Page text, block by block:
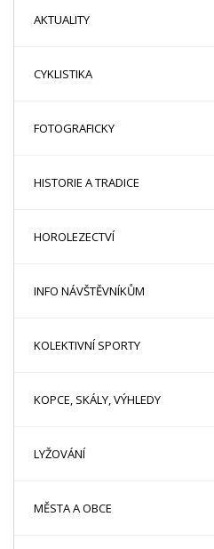
AKTUALITY
CYKLISTIKA
FOTOGRAFICKY
HISTORIE A TRADICE
HOROLEZECTVÍ
INFO NÁVŠTĚVNÍKŮM
KOLEKTIVNÍ SPORTY
KOPCE, SKÁLY, VÝHLEDY
LYŽOVÁNÍ
MĚSTA A OBCE